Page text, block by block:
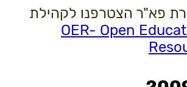
פא"ר הצטרפנו לקהילת
OER- Open